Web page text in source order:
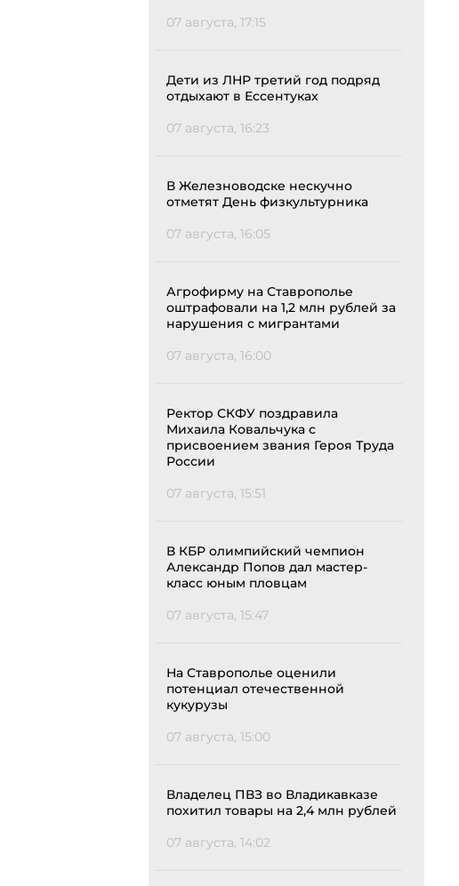
07 августа, 17:15
Дети из ЛНР третий год подряд
отдыхают в Ессентуках
07 августа, 16:23
В Железноводске нескучно
отметят День физкультурника
07 августа, 16:05
Агрофирму на Ставрополье
оштрафовали на 1,2 млн рублей за
нарушения с мигрантами
07 августа, 16:00
Ректор СКФУ поздравила
Михаила Ковальчука с
присвоением звания Героя Труда
России
07 августа, 15:51
В КБР олимпийский чемпион
Александр Попов дал мастер-
класс юным пловцам
07 августа, 15:47
На Ставрополье оценили
потенциал отечественной
кукурузы
07 августа, 15:00
Владелец ПВЗ во Владикавказе
похитил товары на 2,4 млн рублей
07 августа, 14:02